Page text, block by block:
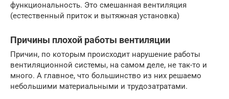
функциональность. Это смешанная вентиляция
(естественный приток и вытяжная установка)
Причины плохой работы вентиляции
Причин, по которым происходит нарушение работы
вентиляционной системы, на самом деле, не так-то и
много. А главное, что большинство из них решаемо
небольшими материальными и трудозатратами.